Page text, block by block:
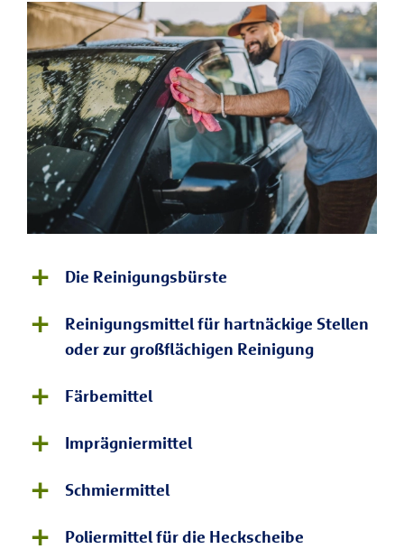
Die Reinigungsbürste
Reinigungsmittel für hartnäckige Stellen
oder zur großflächigen Reinigung
Färbemittel
Imprägniermittel
Schmiermittel
Poliermittel für die Heckscheibe